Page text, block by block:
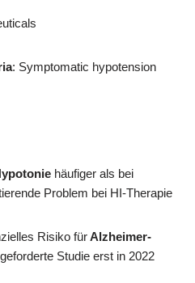
: Symptomatic hypotension
häufiger als bei
Problem bei HI-Therapie
Risiko fürAlzheimer-
Studie erst in 2022